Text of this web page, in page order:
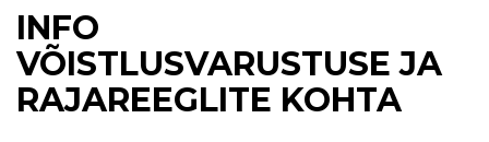
INFO
VÕISTLUSVARUSTUSE JA
RAJAREEGLITE KOHTA